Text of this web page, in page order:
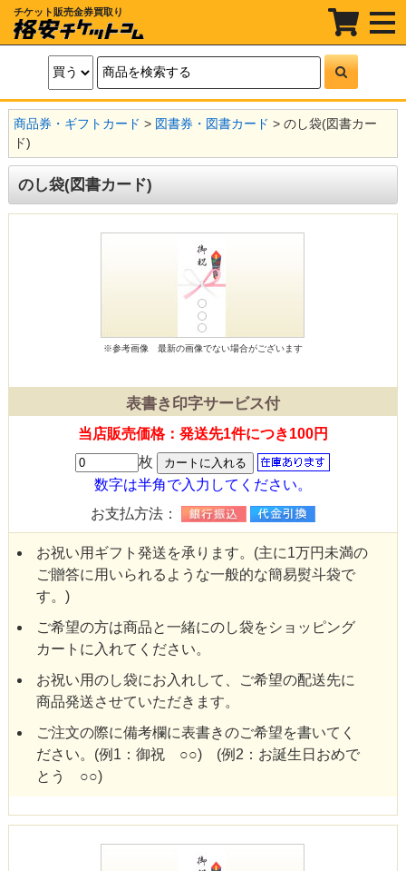
チケット販売金券買取り
t
o
g
n
a
a
o
商品券・ギフトカード > 図書券・図書カード > のし袋(図書カー
ド)
のし袋(図書カード)
※参考画像 最新の画像でない場合がございます
表書き印字サービス付
当店販売価格：発送先1件につき100円
枚
数字は半角で入力してください。
お支払方法：
お祝い用ギフト発送を承ります。(主に1万円未満の
ご贈答に用いられるような一般的な簡易熨斗袋で
す。)
ご希望の方は商品と一緒にのし袋をショッピング
カートに入れてください。
お祝い用のし袋にお入れして、ご希望の配送先に
商品発送させていただきます。
ご注文の際に備考欄に表書きのご希望を書いてく
ださい。(例1：御祝 ○○) (例2：お誕生日おめで
とう ○○)